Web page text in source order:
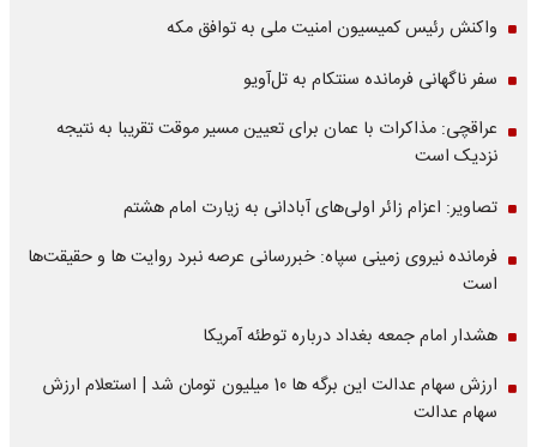
واکنش رئیس کمیسیون امنیت ملی به توافق مکه
سفر ناگهانی فرمانده سنتکام به تل‌آویو
عراقچی: مذاکرات با عمان برای تعیین مسیر موقت تقریبا به نتیجه
نزدیک است
تصاویر: اعزام زائر اولی‌های آبادانی به زیارت امام هشتم
فرمانده نیروی زمینی سپاه: خبررسانی عرصه نبرد روایت ها و حقیقت‌ها
است
هشدار امام جمعه بغداد درباره توطئه آمریکا
ارزش سهام عدالت این برگه ها 10 میلیون تومان شد | استعلام ارزش
سهام عدالت